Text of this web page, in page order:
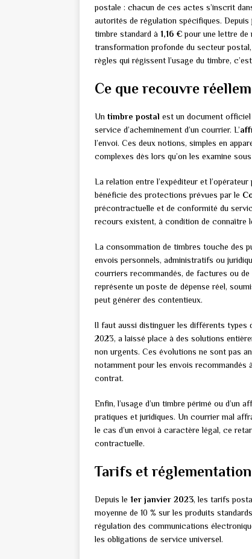
postale : chacun de ces actes s’inscrit
autorités de régulation spécifiques.
timbre standard à 1,16 €pour une lettre de
transformation profonde du secteur
règles qui régissent l’usage du timbre,
Ce que recouvre
Un timbre postal est un document officiel
service d’acheminement d’un courrier. L’
l’envoi. Ces deux notions, simples en
complexes dès lors qu’on les examine
La relation entre l’expéditeur et l’opérateur
bénéficie des protections prévues par le
précontractuelle et de conformité du
recours existent, à condition de connaître
La consommation de timbres touche des
envois personnels, administratifs ou
courriers recommandés, de factures ou
représente un poste de dépense réel,
peut générer des contentieux.
Il faut aussi distinguer les différents types
2023, a laissé place à des solutions
non urgents. Ces évolutions ne sont pas
notamment pour les envois recommandés
contrat.
Enfin, l’usage d’un timbre périmé ou
pratiques et juridiques. Un courrier mal
le cas d’un envoi à caractère légal, ce
contractuelle.
Tarifs et
Depuis le 1er janvier 2023, les tarifs
moyenne de 10 % sur les produits
régulation des communications
les obligations de service universel.